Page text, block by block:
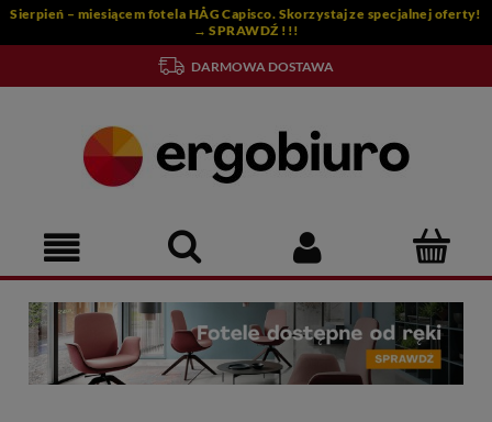
Sierpień – miesiącem fotela HÅG Capisco. Skorzystaj ze specjalnej oferty!
→ SPRAWDŹ !!!
DARMOWA DOSTAWA